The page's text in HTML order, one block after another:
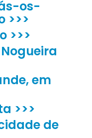
os-
>>>
>>>
em
>>>
de